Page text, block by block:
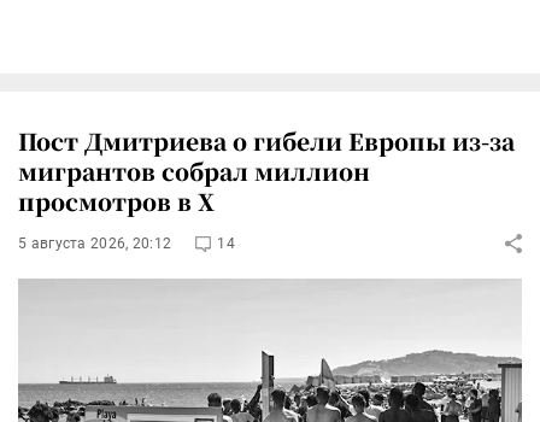
Пост Дмитриева о гибели Европы из-за
мигрантов собрал миллион
просмотров в X
5 августа 2026, 20:12 14